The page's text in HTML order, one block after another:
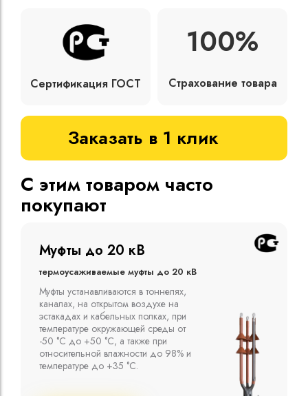
Сертификация ГОСТ
100%
Страхование товара
Заказать в 1 клик
С этим товаром часто
покупают
Муфты до 10 кВ
Термоусаживаемые муфты до 10 кВ
Компания ООО "Москабельторг"
предлагает, как соединительные
термоусаживаемые муфты на кабель
напряжением до 10 кВ с изоляцией
из маслопропитанной бумаги и
сшитого полиэтилена собственного
производства